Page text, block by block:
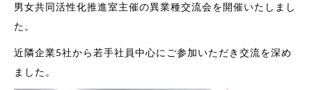
男女共同活性化推進室主催の異業種交流会を開催いたしまし
た。
近隣企業5社から若手社員中心にご参加いただき交流を深め
ました。